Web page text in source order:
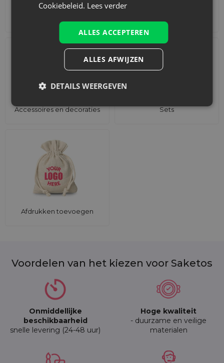
Accessoires en decoraties Sets
Afdrukken toevoegen
Voordelen van het kiezen voor Saketos
Onmiddellijke
beschikbaarheid
snelle levering (24-48 uur)
Hoge kwaliteit
- duurzame en veilige
materialen
Cookiebeleid. Lees verder
ALLES ACCEPTEREN
ALLES AFWIJZEN
DETAILS WEERGEVEN